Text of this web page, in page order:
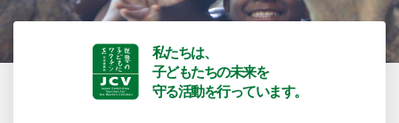
私たちは、
子どもたちの未来を
守る活動を行っています。